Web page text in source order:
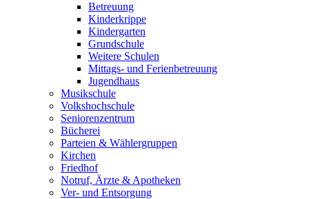
Betreuung
Kinderkrippe
Kindergarten
Grundschule
Weitere Schulen
Mittags- und Ferienbetreuung
Jugendhaus
Musikschule
Volkshochschule
Seniorenzentrum
Bücherei
Parteien & Wählergruppen
Kirchen
Friedhof
Notruf, Ärzte & Apotheken
Ver- und Entsorgung